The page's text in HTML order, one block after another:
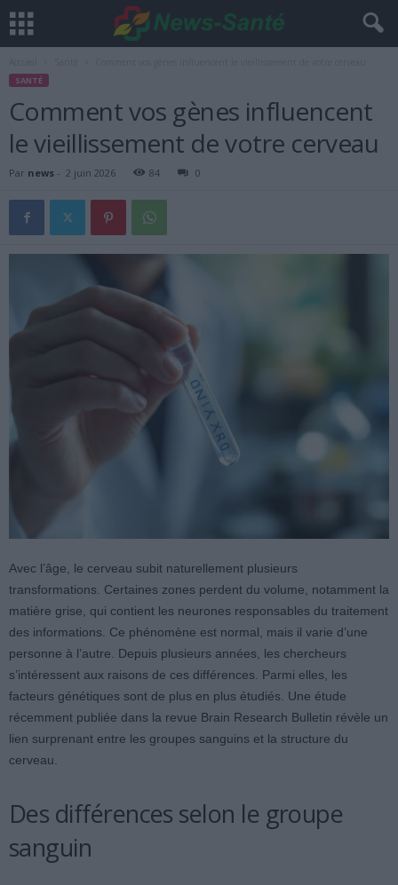
SANTÉ
Comment vos gènes influencent
le vieillissement de votre cerveau
Par news - 2 juin 2026 84 0
Avec l’âge, le cerveau subit naturellement plusieurs
transformations. Certaines zones perdent du volume, notamment la
matière grise, qui contient les neurones responsables du traitement
des informations. Ce phénomène est normal, mais il varie d’une
personne à l’autre. Depuis plusieurs années, les chercheurs
s’intéressent aux raisons de ces différences. Parmi elles, les
facteurs génétiques sont de plus en plus étudiés. Une étude
récemment publiée dans la revue Brain Research Bulletin révèle un
lien surprenant entre les groupes sanguins et la structure du
cerveau.
Des différences selon le groupe
sanguin